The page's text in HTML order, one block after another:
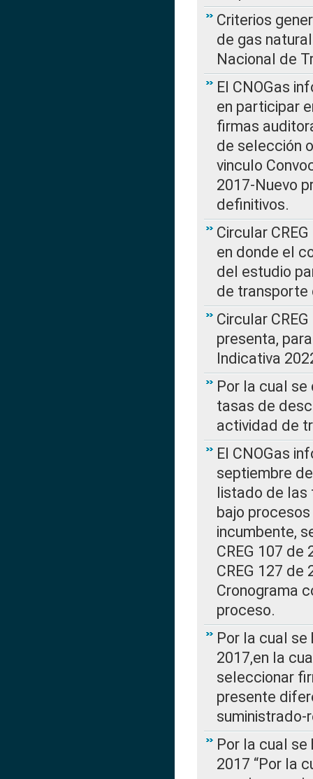
Criterios
de gas
Nacional de
El CNOGas
en participar
firmas
de selección
vinculo
2017-Nuevo
definitivos.
Circular
en donde el
del estudio
de transporte
Circular
presenta,
Indicativa
Por la cual
tasas de
actividad de
El CNOGas
septiembre
listado de las
bajo
incumbente,
CREG 107
CREG 127 de
Cronograma
proceso.
Por la cual se
2017,en la
seleccionar
presente
Por la cual se
2017 “Por la